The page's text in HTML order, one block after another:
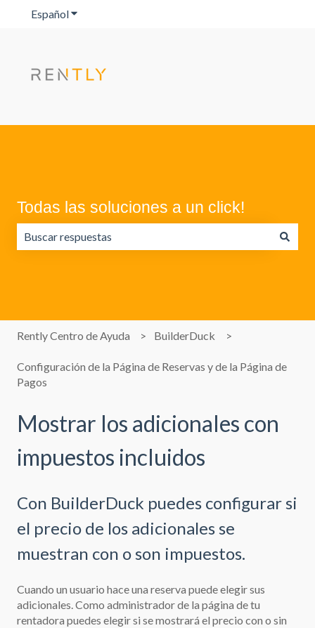
EspañolTraducciones de Mostrar submenú de
Todas las soluciones a un click!
Rently Centro de Ayuda BuilderDuck
Configuración de la Página de Reservas y de la Página de
Pagos
Mostrar los adicionales con
impuestos incluidos
Con BuilderDuck puedes configurar si
el precio de los adicionales se
muestran con o son impuestos.
Cuando un usuario hace una reserva puede elegir sus
adicionales. Como administrador de la página de tu
rentadora puedes elegir si se mostrará el precio con o sin